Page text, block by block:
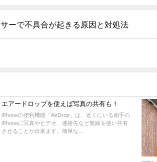
ーで不具合が起きる原因と対処法
エアードロップを使えば写真の共有も！
iPhoneの便利機能「AirDrop」は、近くにいる相手の
iPhoneに写真やビデオ、連絡先など無線を使い共有
させることが出来ます。簡単な...